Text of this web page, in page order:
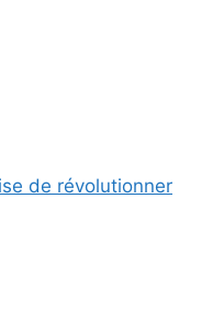
de révolutionner